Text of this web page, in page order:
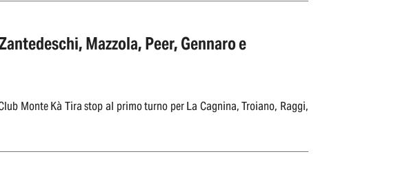
Peer, Gennaro e
Monte Kà Tira stop al primo turno per La Cagnina, Troiano, Raggi,